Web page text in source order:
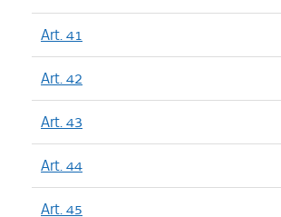
Art. 41
Art. 42
Art. 43
Art. 44
Art. 45